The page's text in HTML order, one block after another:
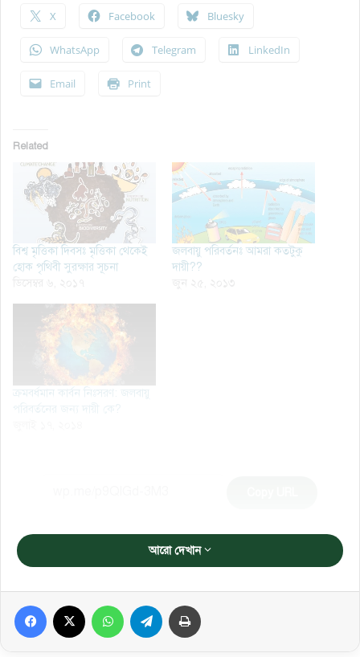
X Facebook Bluesky
WhatsApp Telegram LinkedIn
Email Print
Related
বিশ্ব মৃত্তিকা দিবসঃ মৃত্তিকা থেকেই
হোক পৃথিবী সুরক্ষার সূচনা
জলবায়ু পরিবর্তনঃ আমরা কতটুকু
দায়ী??
ক্রমবর্ধমান কার্বন নিঃসরণ: জলবায়ু
আরো দেখান